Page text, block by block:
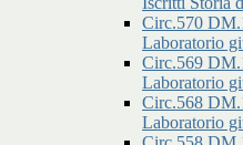
Circ.570
Laboratorio
Circ.569
Laboratorio
Circ.568
Laboratorio